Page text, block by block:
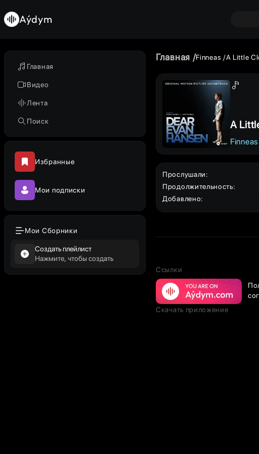
Главная
Видео
Лента
Поиск
Избранные
Мои подписки
Мои Сборники
Создать плейлист
Нажмите, чтобы создать
Aýdym
Главная Finneas A Little
A
nal
Finneas
Прослушали:
Продолжительность:
Добавлено:
Ссылки
Скачать приложение